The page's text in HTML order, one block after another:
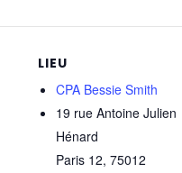
LIEU
CPA Bessie Smith
19 rue Antoine Julien
Hénard
Paris 12, 75012